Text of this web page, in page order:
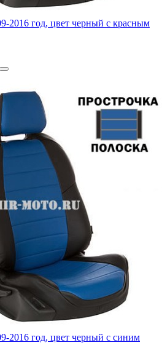
2016 год, цвет черный с красным
2016 год, цвет черный с синим